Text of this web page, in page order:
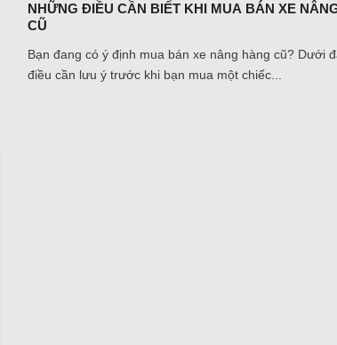
NHỮNG ĐIỀU CẦN BIẾT KHI MUA BÁN XE
CŨ
Bạn đang có ý định mua bán xe nâng hàng cũ? Dưới
điều cần lưu ý trước khi bạn mua một chiếc...